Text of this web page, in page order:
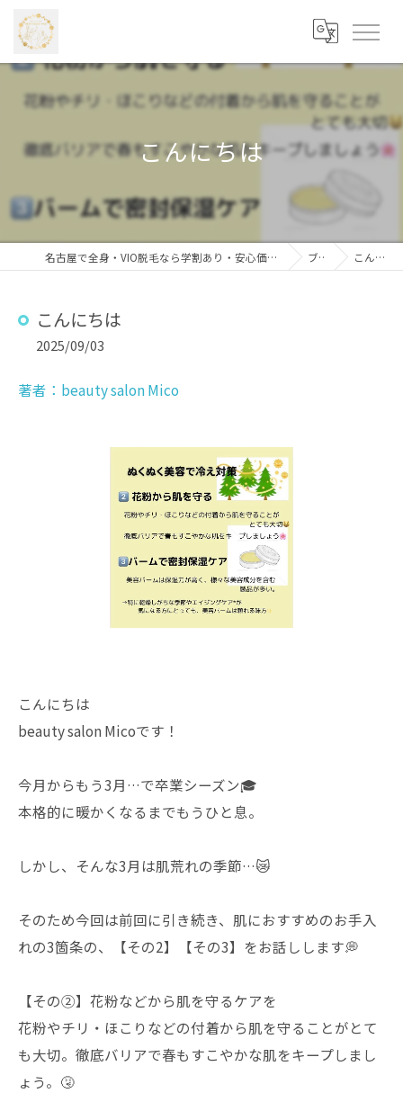
こんにちは
名古屋で全身・VIO脱毛なら学割あり・安心価格の「beauty salon Mico 藤が丘店」 ブログ こんにちは
こんにちは
2025/09/03
著者：beauty salon Mico
こんにちは
beauty salon Micoです！
今月からもう3月…で卒業シーズン🎓
本格的に暖かくなるまでもうひと息。
しかし、そんな3月は肌荒れの季節…😿
そのため今回は前回に引き続き、肌におすすめのお手入
れの3箇条の、【その2】【その3】をお話しします💭
【その②】花粉などから肌を守るケアを
花粉やチリ・ほこりなどの付着から肌を守ることがとて
も大切。徹底バリアで春もすこやかな肌をキープしまし
ょう。🤧